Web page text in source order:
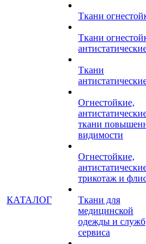
КАТАЛОГ
Ткани
Ткани
Ткани
Огнестойкие,
ткани
видимости
Огнестойкие,
трикотаж и
Ткани для
медицинской
одежды и служб
сервиса